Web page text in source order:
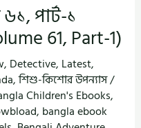
পার্ট-১
61, Part-1)
, Detective, Latest,
,শিশু-কিশোর উপন্যাস/
Children's Ebooks,
, bangla ebook